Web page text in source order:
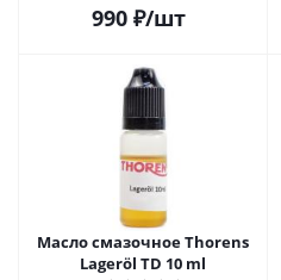
990 ₽/шт
Масло смазочное Thorens
Lageröl TD 10 ml